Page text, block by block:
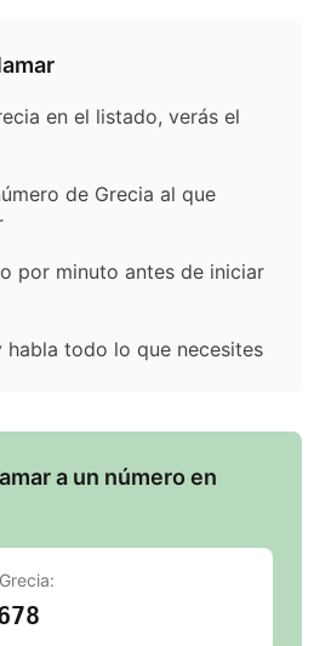
en el listado, verás el
de Grecia al que
por minuto antes de iniciar
habla todo lo que necesites
a un número en
Grecia: